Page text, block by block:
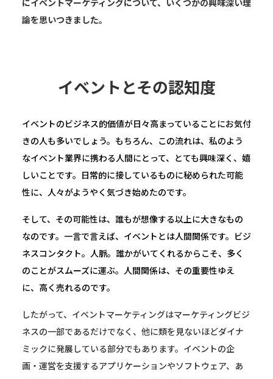
にイベントマーケティングについて、いくつかの興味深い理
論を思いつきました。
イベントとその認知度
イベントのビジネス的価値が日々高まっていることにお気付
きの人も多いでしょう。もちろん、この流れは、私のよう
なイベント業界に携わる人間にとって、とても興味深く、嬉
しいことです。日常的に接しているものに秘められた可能
性に、人々がようやく気づき始めたのです。
そして、その可能性は、誰もが想像する以上に大きなもの
なのです。一言で言えば、イベントとは人間関係です。ビジ
ネスコンタクト。人脈。誰かがいてくれるからこそ、多く
のことがスムーズに運ぶ。人間関係は、その重要性ゆえ
に、高く売れるのです。
したがって、イベントマーケティングはマーケティングビジ
ネスの一部であるだけでなく、他に類を見ないほどダイナ
ミックに発展している部分でもあります。イベントの企
画・運営を支援するアプリケーションやソフトウェア、あ